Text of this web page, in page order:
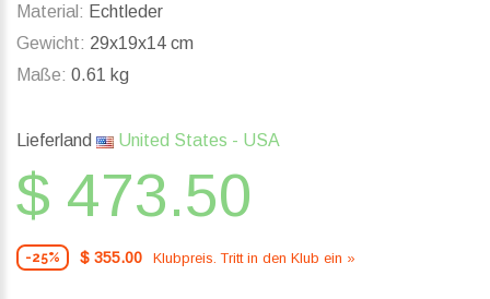
Material: Echtleder
Gewicht: 29x19x14 cm
Maße: 0.61 kg
Lieferland United States - USA
$ 473.50
-25% $ 355.00 Klubpreis. Tritt in den Klub ein »